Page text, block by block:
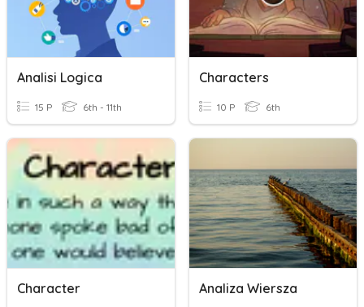
Analisi Logica
15 P 6th - 11th
Characters
10 P 6th
Character Analiza Wiersza